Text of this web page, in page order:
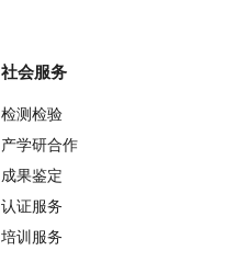
社会服务
检测检验
产学研合作
成果鉴定
认证服务
培训服务